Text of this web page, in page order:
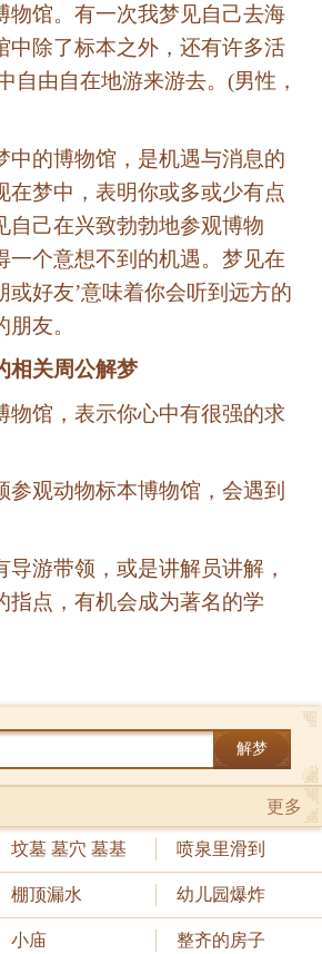
物馆。有一次我梦见自己去海
中除了标本之外，还有许多活
自由自在地游来游去。(男性，
中的博物馆，是机遇与消息的
在梦中，表明你或多或少有点
自己在兴致勃勃地参观博物
一个意想不到的机遇。梦见在
或好友’意味着你会听到远方的
友。
相关周公解梦
物馆，表示你心中有很强的求
参观动物标本博物馆，会遇到
导游带领，或是讲解员讲解，
指点，有机会成为著名的学
解梦
更多
坟墓 墓穴 墓基 喷泉里滑到
棚顶漏水 幼儿园爆炸
小庙 整齐的房子